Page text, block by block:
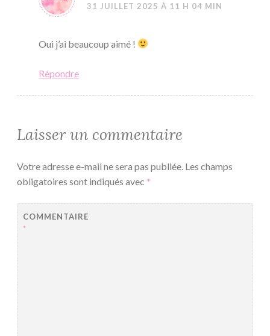
31 JUILLET 2025 À 11 H 04 MIN
Oui j’ai beaucoup aimé !
Répondre
Laisser un commentaire
Votre adresse e-mail ne sera pas publiée. Les champs
obligatoires sont indiqués avec *
COMMENTAIRE
*